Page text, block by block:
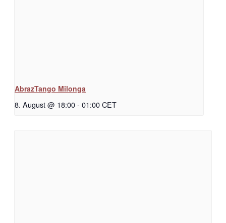
AbrazTango Milonga
8. August @ 18:00- 01:00CET